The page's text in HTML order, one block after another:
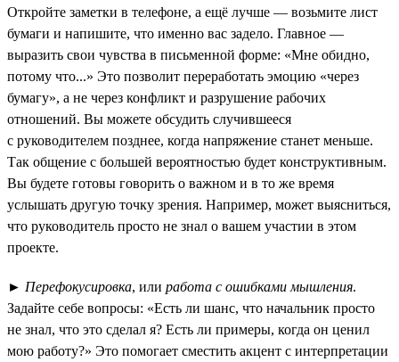
Откройте заметки в телефоне, а ещё лучше — возьмите лист
бумаги и напишите, что именно вас задело. Главное —
выразить свои чувства в письменной форме: «Мне обидно,
потому что...» Это позволит переработать эмоцию «через
бумагу», а не через конфликт и разрушение рабочих
отношений. Вы можете обсудить случившееся
с руководителем позднее, когда напряжение станет меньше.
Так общение с большей вероятностью будет конструктивным.
Вы будете готовы говорить о важном и в то же время
услышать другую точку зрения. Например, может выясниться,
что руководитель просто не знал о вашем участии в этом
проекте.
► Перефокусировка, или работа с ошибками мышления.
Задайте себе вопросы: «Есть ли шанс, что начальник просто
не знал, что это сделал я? Есть ли примеры, когда он ценил
мою работу?» Это помогает сместить акцент с интерпретации